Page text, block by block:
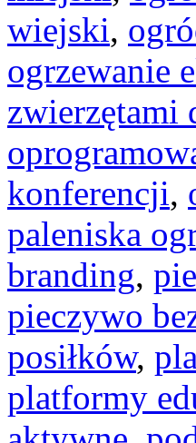
wiejski,
ogrzewanie
zwierzętami
konferencji,
paleniska
branding,
pieczywo
posiłków,
platformy